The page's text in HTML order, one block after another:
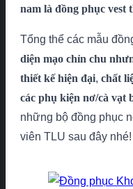
nam là đồng phục vest
Tổng thể các mẫu
diện mạo chỉn chu
thiết kế hiện đại, chất
các phụ kiện nơ/cà vạt
những bộ đồng phục
viên TLU sau đây